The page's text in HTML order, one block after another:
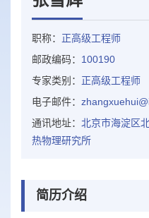
职称： 正高级工程师
邮政编码： 100190
专家类别： 正高级工程师
电子邮件：
通讯地址： 北京市海淀区
热物理研究所
简历介绍